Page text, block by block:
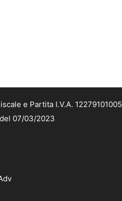
e Partita I.V.A. 12279101005
07/03/2023